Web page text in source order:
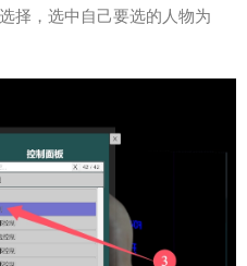
择，选中自己要选的人物为